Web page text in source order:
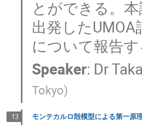
とができる。
出発した
について報告
Speaker: Dr
Tokyo)
13 モンテカルロ殻模型による第一原